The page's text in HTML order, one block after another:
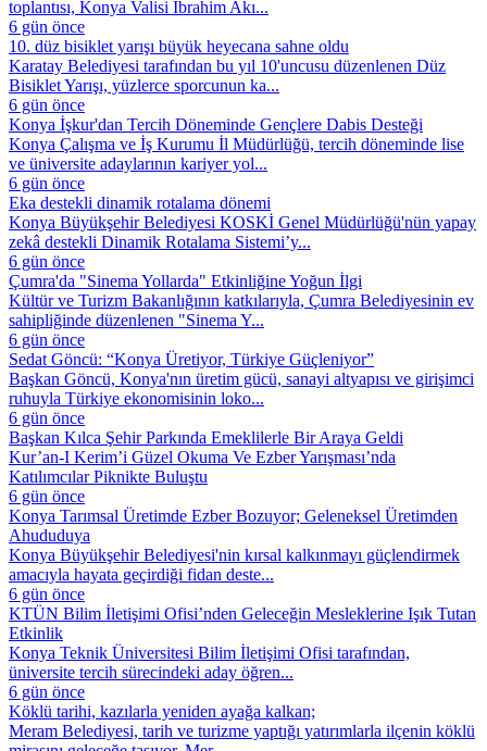
toplantısı, Konya Valisi İbrahim Akı...
6 gün önce
10. düz bisiklet yarışı büyük heyecana sahne oldu
Karatay Belediyesi tarafından bu yıl 10'uncusu düzenlenen Düz
Bisiklet Yarışı, yüzlerce sporcunun ka...
6 gün önce
Konya İşkur'dan Tercih Döneminde Gençlere Dabis Desteği
Konya Çalışma ve İş Kurumu İl Müdürlüğü, tercih döneminde lise
ve üniversite adaylarının kariyer yol...
6 gün önce
Eka destekli dinamik rotalama dönemi
Konya Büyükşehir Belediyesi KOSKİ Genel Müdürlüğü'nün yapay
zekâ destekli Dinamik Rotalama Sistemi’y...
6 gün önce
Çumra'da "Sinema Yollarda" Etkinliğine Yoğun İlgi
Kültür ve Turizm Bakanlığının katkılarıyla, Çumra Belediyesinin ev
sahipliğinde düzenlenen "Sinema Y...
6 gün önce
Sedat Göncü: “Konya Üretiyor, Türkiye Güçleniyor”
Başkan Göncü, Konya'nın üretim gücü, sanayi altyapısı ve girişimci
ruhuyla Türkiye ekonomisinin loko...
6 gün önce
Başkan Kılca Şehir Parkında Emeklilerle Bir Araya Geldi
Kur’an-I Kerim’i Güzel Okuma Ve Ezber Yarışması’nda
Katılımcılar Piknikte Buluştu
6 gün önce
Konya Tarımsal Üretimde Ezber Bozuyor; Geleneksel Üretimden
Ahududuya
Konya Büyükşehir Belediyesi'nin kırsal kalkınmayı güçlendirmek
amacıyla hayata geçirdiği fidan deste...
6 gün önce
KTÜN Bilim İletişimi Ofisi’nden Geleceğin Mesleklerine Işık Tutan
Etkinlik
Konya Teknik Üniversitesi Bilim İletişimi Ofisi tarafından,
üniversite tercih sürecindeki aday öğren...
6 gün önce
Köklü tarihi, kazılarla yeniden ayağa kalkan;
Meram Belediyesi, tarih ve turizme yaptığı yatırımlarla ilçenin köklü